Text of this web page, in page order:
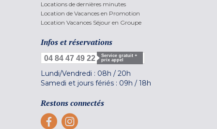
Locations de dernières minutes
Location de Vacances en Promotion
Location Vacances Séjour en Groupe
Infos et réservations
04 84 47 49 22
Service gratuit +
prix appel
Lundi/Vendredi : 08h / 20h
Samedi et jours fériés : 09h / 18h
Restons connectés